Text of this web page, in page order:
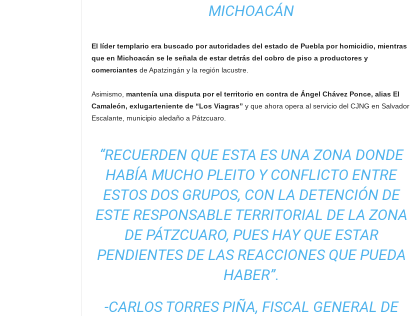
MICHOACÁN
El líder templario era buscado por autoridades del estado de Puebla por homicidio, mientras
que en Michoacán se le señala de estar detrás del cobro de piso a productores y
comerciantes de Apatzingán y la región lacustre.
Asimismo, mantenía una disputa por el territorio en contra de Ángel Chávez Ponce, alias El
Camaleón, exlugarteniente de “Los Viagras” y que ahora opera al servicio del CJNG en Salvador
Escalante, municipio aledaño a Pátzcuaro.
“RECUERDEN QUE ESTA ES UNA ZONA DONDE
HABÍA MUCHO PLEITO Y CONFLICTO ENTRE
ESTOS DOS GRUPOS, CON LA DETENCIÓN DE
ESTE RESPONSABLE TERRITORIAL DE LA ZONA
DE PÁTZCUARO, PUES HAY QUE ESTAR
PENDIENTES DE LAS REACCIONES QUE PUEDA
HABER”.
-CARLOS TORRES PIÑA, FISCAL GENERAL DE